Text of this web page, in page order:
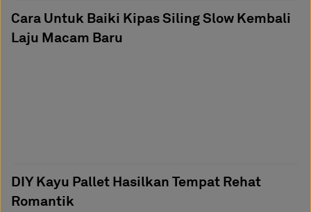
Cara Untuk Baiki Kipas Siling Slow Kembali
Laju Macam Baru
DIY Kayu Pallet Hasilkan Tempat Rehat
Romantik